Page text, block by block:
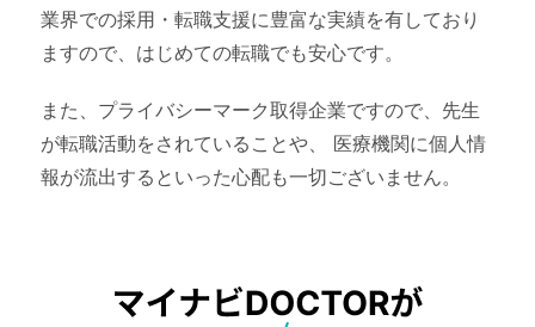
業界での採用・転職支援に豊富な実績を有しており
ますので、はじめての転職でも安心です。
また、プライバシーマーク取得企業ですので、先生
が転職活動をされていることや、
医療機関に個人情
報が流出するといった心配も一切ございません。